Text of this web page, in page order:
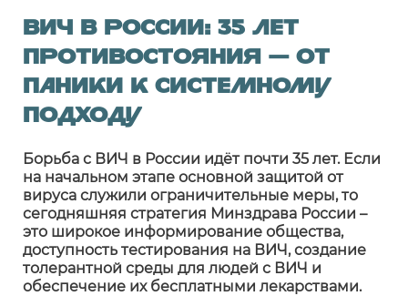
ВИЧ в России: 35 лет
противостояния — от
паники к системному
подходу
Борьба с ВИЧ в России идёт почти 35 лет. Если
на начальном этапе основной защитой от
вируса служили ограничительные меры, то
сегодняшняя стратегия Минздрава России –
это широкое информирование общества,
доступность тестирования на ВИЧ, создание
толерантной среды для людей с ВИЧ и
обеспечение их бесплатными лекарствами.